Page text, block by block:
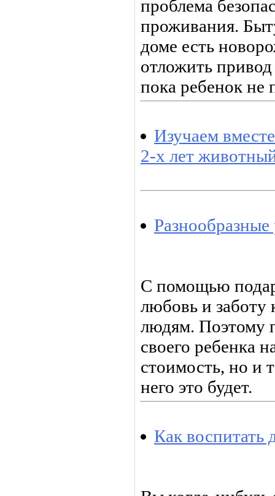
проблема
проживания.
доме есть
отложить
пока ребенок не
Изучаем
2-х лет
Разнообразные
С помощью
любовь и
людям. Поэтому
своего ребенка
стоимость, но и
него это будет.
Как воспитать